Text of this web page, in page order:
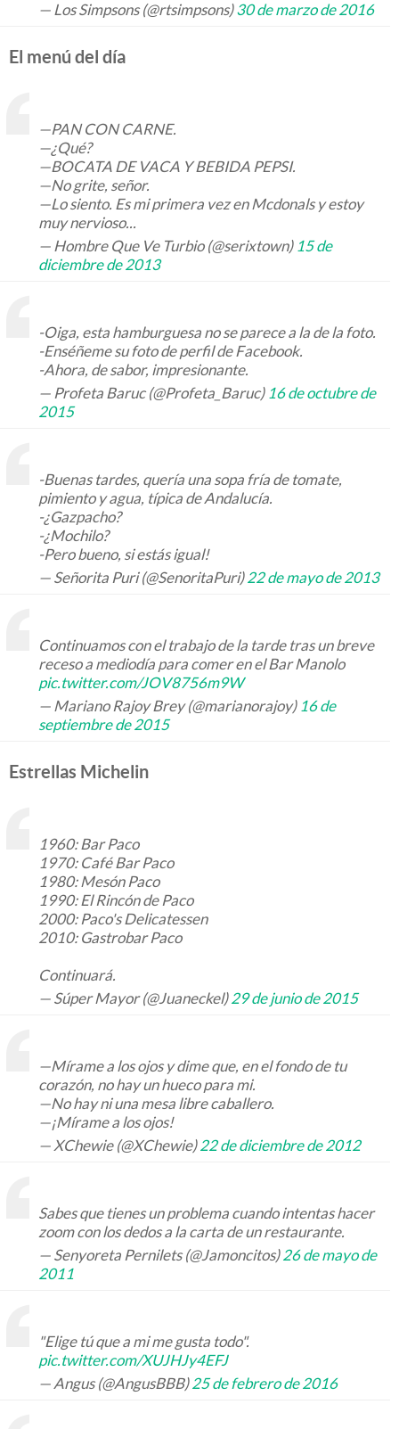
— Los Simpsons (@rtsimpsons)30 de marzo de 2016
El menú del día
—PAN CON CARNE.
—¿Qué?
—BOCATA DE VACA Y BEBIDA PEPSI.
—No grite, señor.
—Lo siento. Es mi primera vez en Mcdonals y estoy
muy nervioso...
— Hombre Que Ve Turbio (@serixtown) 15 de
diciembre de 2013
-Oiga, esta hamburguesa no se parece a la de la foto.
-Enséñeme su foto de perfil de Facebook.
-Ahora, de sabor, impresionante.
— Profeta Baruc (@Profeta_Baruc) 16 de octubre de
2015
-Buenas tardes, quería una sopa fría de tomate,
pimiento y agua, típica de Andalucía.
-¿Gazpacho?
-¿Mochilo?
-Pero bueno, si estás igual!
— Señorita Puri (@SenoritaPuri)22 de mayo de 2013
Continuamos con el trabajo de la tarde tras un breve
receso a mediodía para comer en el Bar Manolo
pic.twitter.com/JOV8756m9W
— Mariano Rajoy Brey (@marianorajoy) 16 de
septiembre de 2015
Estrellas Michelin
1960: Bar Paco
1970: Café Bar Paco
1980: Mesón Paco
1990: El Rincón de Paco
2000: Paco's Delicatessen
2010: Gastrobar Paco
Continuará.
— Súper Mayor (@Juaneckel)29 de junio de 2015
—Mírame a los ojos y dime que, en el fondo de tu
corazón, no hay un hueco para mi.
—No hay ni una mesa libre caballero.
—¡Mírame a los ojos!
— XChewie (@XChewie)22 de diciembre de 2012
Sabes que tienes un problema cuando intentas hacer
zoom con los dedos a la carta de un restaurante.
— Senyoreta Pernilets (@Jamoncitos)26 de mayo de
2011
"Elige tú que a mi me gusta todo".
pic.twitter.com/XUJHJy4EFJ
— Angus (@AngusBBB)25 de febrero de 2016